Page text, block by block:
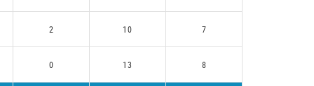
2 10 7
0 13 8